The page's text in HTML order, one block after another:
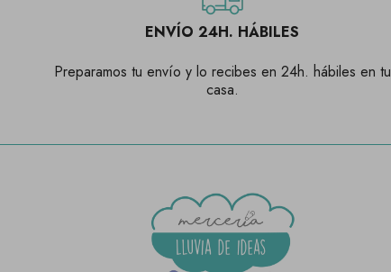
ENVÍO 24H. HÁBILES
Preparamos tu envío y lo recibes en 24h. hábiles en tu
casa.